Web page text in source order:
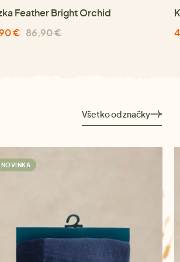
Feather Bright Orchid
€ 86,90 €
Všetko od značky
NOVINKA